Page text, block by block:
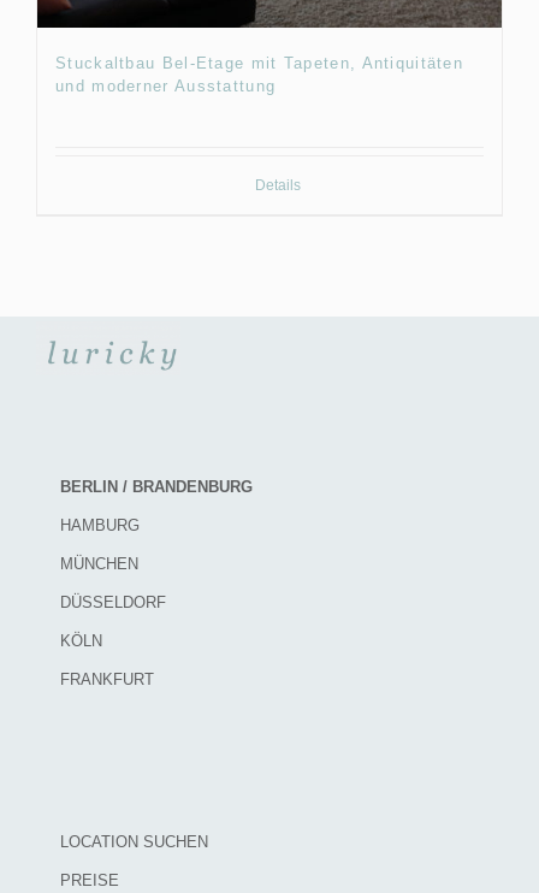
Stuckaltbau Bel-Etage mit Tapeten, Antiquitäten
und moderner Ausstattung
Details
BERLIN / BRANDENBURG
HAMBURG
MÜNCHEN
DÜSSELDORF
KÖLN
FRANKFURT
LOCATION SUCHEN
PREISE